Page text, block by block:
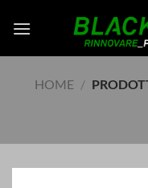
HOME /